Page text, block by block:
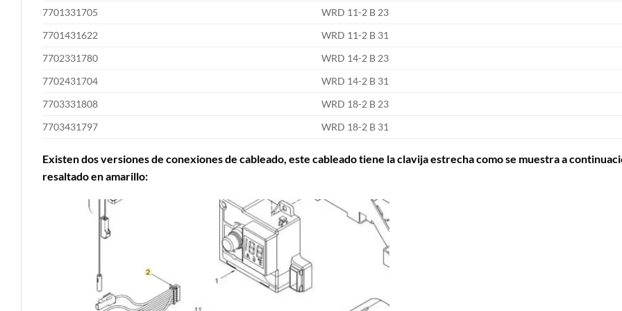
7701331705
WRD 11-2 B 23
7701431622
WRD 11-2 B 31
7702331780
WRD 14-2 B 23
7702431704
WRD 14-2 B 31
7703331808
WRD 18-2 B 23
7703431797
WRD 18-2 B 31
Existen dos versiones de conexiones de cableado, este cableado tiene la clavija estrecha como se muestra a
resaltado en amarillo: